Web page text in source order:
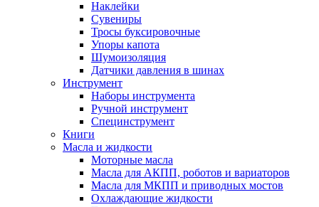
Наклейки
Сувениры
Тросы буксировочные
Упоры капота
Шумоизоляция
Датчики давления в шинах
Инструмент
Наборы инструмента
Ручной инструмент
Специнструмент
Книги
Масла и жидкости
Моторные масла
Масла для АКПП, роботов и вариаторов
Масла для МКПП и приводных мостов
Охлаждающие жидкости